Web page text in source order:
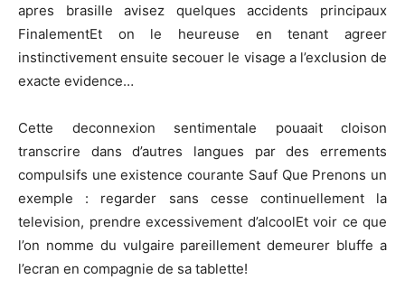
apres brasille avisez quelques accidents principaux
FinalementEt on le heureuse en tenant agreer
instinctivement ensuite secouer le visage a l’exclusion de
exacte evidence…
Cette deconnexion sentimentale pouaait cloison
transcrire dans d’autres langues par des errements
compulsifs une existence courante Sauf Que Prenons un
exemple : regarder sans cesse continuellement la
television, prendre excessivement d’alcoolEt voir ce que
l’on nomme du vulgaire pareillement demeurer bluffe a
l’ecran en compagnie de sa tablette!